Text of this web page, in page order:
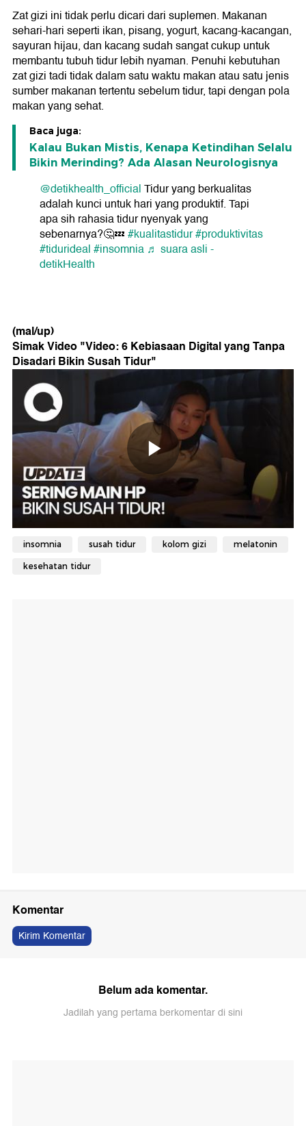
Zat gizi ini tidak perlu dicari dari suplemen. Makanan
sehari-hari seperti ikan, pisang, yogurt, kacang-kacangan,
sayuran hijau, dan kacang sudah sangat cukup untuk
membantu tubuh tidur lebih nyaman. Penuhi kebutuhan
zat gizi tadi tidak dalam satu waktu makan atau satu jenis
sumber makanan tertentu sebelum tidur, tapi dengan pola
makan yang sehat.
Baca juga:
Kalau Bukan Mistis, Kenapa Ketindihan Selalu
Bikin Merinding? Ada Alasan Neurologisnya
@detikhealth_officialTidur yang berkualitas
adalah kunci untuk hari yang produktif. Tapi
apa sih rahasia tidur nyenyak yang
sebenarnya?🤔💤#kualitastidur#produktivitas
#tidurideal#insomnia ♬ suara asli -
detikHealth
(mal/up)
Simak Video "Video: 6 Kebiasaan Digital yang Tanpa
Disadari Bikin Susah Tidur"
insomnia susah tidur kolom gizi melatonin
kesehatan tidur
Komentar
Kirim Komentar
Belum ada komentar.
Jadilah yang pertama berkomentar di sini